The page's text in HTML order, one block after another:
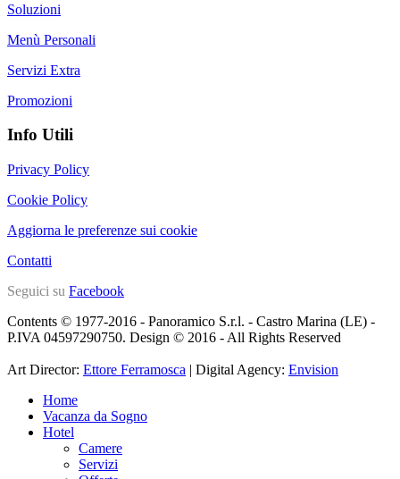
Soluzioni
Menù Personali
Servizi Extra
Promozioni
Info Utili
Privacy Policy
Cookie Policy
Aggiorna le preferenze sui cookie
Contatti
Seguici su Facebook
Contents © 1977-2016 - Panoramico S.r.l. - Castro Marina (LE) -
P.IVA 04597290750. Design © 2016 - All Rights Reserved
Art Director: Ettore Ferramosca | Digital Agency: Envision
Home
Vacanza da Sogno
Hotel
Camere
Servizi